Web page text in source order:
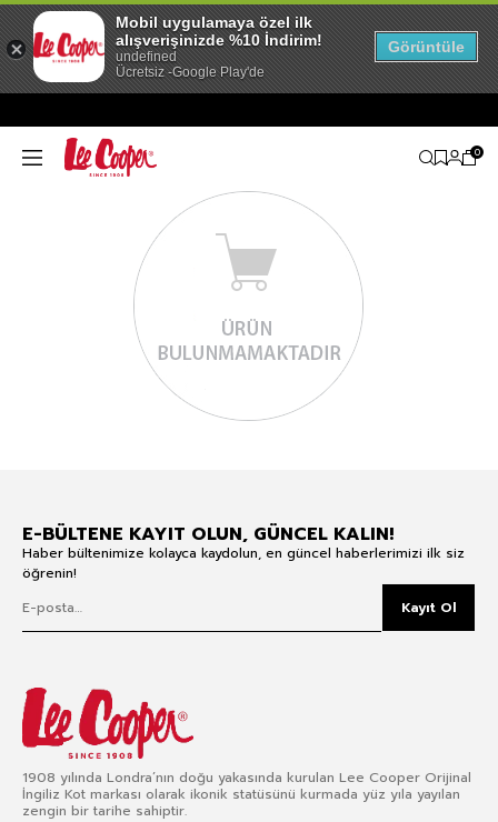
0
E-BÜLTENE KAYIT OLUN, GÜNCEL KALIN!
Haber bültenimize kolayca kaydolun, en güncel haberlerimizi ilk siz
öğrenin!
Kayıt Ol
1908 yılında Londra’nın doğu yakasında kurulan Lee Cooper Orijinal
İngiliz Kot markası olarak ikonik statüsünü kurmada yüz yıla yayılan
zengin bir tarihe sahiptir.
Mobil uygulamaya özel ilk
alışverişinizde %10 İndirim!
undefined
Ücretsiz -Google Play'de
Görüntüle